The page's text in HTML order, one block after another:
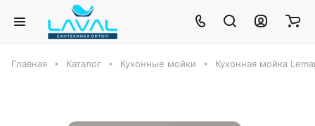
Главная Каталог Кухонные мойки Кухонная мойка